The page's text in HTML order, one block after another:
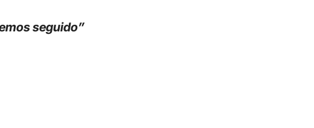
seguido”